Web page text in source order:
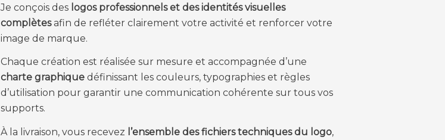
Je conçois des logos professionnels et des identités visuelles
complètesafin de refléter clairement votre activité et renforcer votre
image de marque.
Chaque création est réalisée sur mesure et accompagnée d’une
charte graphique définissant les couleurs, typographies et règles
d’utilisation pour garantir une communication cohérente sur tous vos
supports.
À la livraison, vous recevez l’ensemble des fichiers techniques du logo,